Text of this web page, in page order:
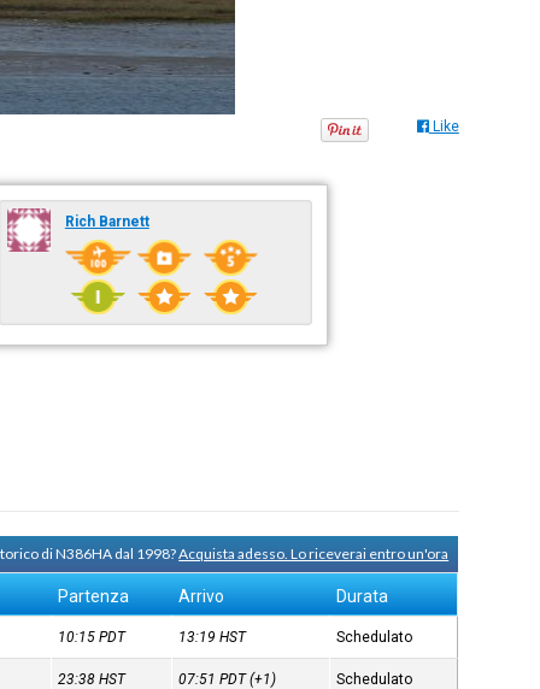
Like
Rich Barnett
di N386HA dal 1998?Acquista adesso. Lo riceverai entro un'ora
Partenza Arrivo Durata
10:15PDT 13:19HST Schedulato
23:38HST 07:51PDT(+1) Schedulato